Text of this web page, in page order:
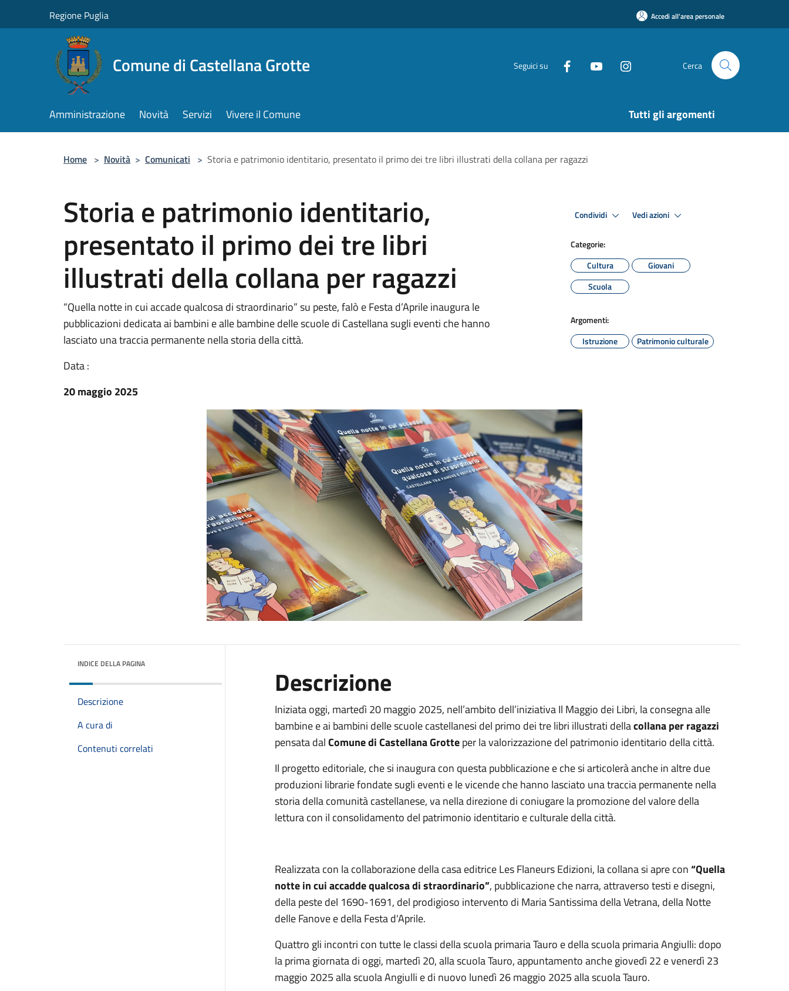
Regione Puglia Accedi all'area personale
Comune di Castellana Grotte Seguici su Cerca
Amministrazione Novità Servizi Vivere il Comune Tutti gli argomenti
Home > Novità > Comunicati > Storia e patrimonio identitario, presentato il primo dei tre libri illustrati della collana per ragazzi
Storia e patrimonio identitario,
presentato il primo dei tre libri
illustrati della collana per ragazzi
“Quella notte in cui accade qualcosa di straordinario” su peste, falò e Festa d’Aprile inaugura le
pubblicazioni dedicata ai bambini e alle bambine delle scuole di Castellana sugli eventi che hanno
lasciato una traccia permanente nella storia della città.
Data :
20 maggio 2025
Condividi Vedi azioni
Categorie:
Cultura
Giovani
Scuola
Argomenti:
Istruzione
Patrimonio culturale
INDICE DELLA PAGINA
Descrizione
A cura di
Contenuti correlati
Descrizione
Iniziata oggi, martedì 20 maggio 2025, nell’ambito dell’iniziativa Il Maggio dei Libri, la consegna alle
bambine e ai bambini delle scuole castellanesi del primo dei tre libri illustrati dellacollana per ragazzi
pensata dalComune di Castellana Grotteper la valorizzazione del patrimonio identitario della città.
Il progetto editoriale, che si inaugura con questa pubblicazione e che si articolerà anche in altre due
produzioni librarie fondate sugli eventi e le vicende che hanno lasciato una traccia permanente nella
storia della comunità castellanese, va nella direzione di coniugare la promozione del valore della
lettura con il consolidamento del patrimonio identitario e culturale della città.
Realizzata con la collaborazione della casa editrice Les Flaneurs Edizioni, la collana si apre con“Quella
notte in cui accadde qualcosa di straordinario”, pubblicazione che narra, attraverso testi e disegni,
della peste del 1690-1691, del prodigioso intervento di Maria Santissima della Vetrana, della Notte
delle Fanove e della Festa d'Aprile.
Quattro gli incontri con tutte le classi della scuola primaria Tauro e della scuola primaria Angiulli: dopo
la prima giornata di oggi, martedì 20, alla scuola Tauro, appuntamento anche giovedì 22 e venerdì 23
maggio 2025 alla scuola Angiulli e di nuovo lunedì 26 maggio 2025 alla scuola Tauro.